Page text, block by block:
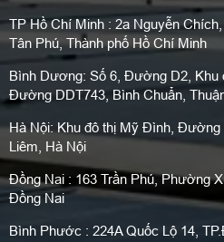
TP Hồ Chí Minh : 2a Nguyễn
Tân Phú, Thành phố Hồ Chí Minh
Bình Dương: Số 6, Đường D2, Khu
Đường DDT743, Bình Chuẩn,
Hà Nội: Khu đô thị Mỹ Đình,
Liêm, Hà Nội
Đồng Nai : 163 Trần Phú, Phường
Đồng Nai
Bình Phước : 224A Quốc Lộ 14,